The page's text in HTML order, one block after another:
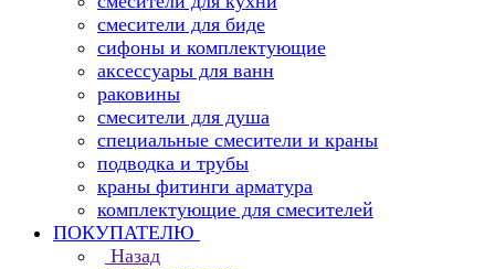
смесители для биде
сифоны и комплектующие
аксессуары для ванн
раковины
смесители для душа
специальные смесители и краны
подводка и трубы
краны фитинги арматура
комплектующие для смесителей
ПОКУПАТЕЛЮ
Назад